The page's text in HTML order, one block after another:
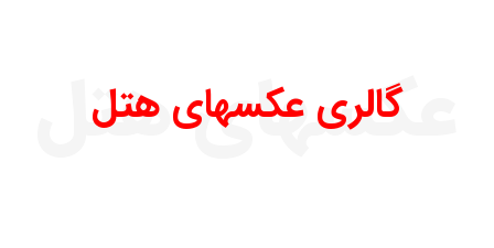
عکسهای هتل
گالری عکسهای هتل